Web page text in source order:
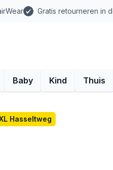
Gratis retourneren in
Baby Kind Thuis
Hasseltweg